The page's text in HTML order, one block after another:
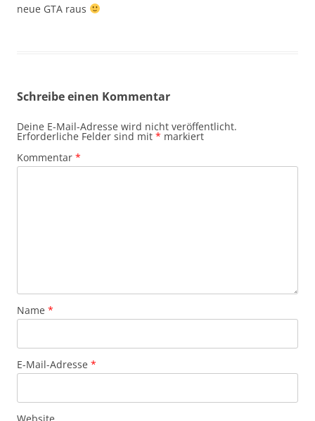
neue GTA raus
Schreibe einen Kommentar
Deine E-Mail-Adresse wird nicht veröffentlicht.
Erforderliche Felder sind mit * markiert
Kommentar *
Name *
E-Mail-Adresse *